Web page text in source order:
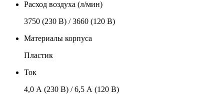
Расход воздуха (л/мин)
3750 (230 В) / 3660 (120 В)
Материалы корпуса
Пластик
Ток
4,0 А (230 В) / 6,5 А (120 В)